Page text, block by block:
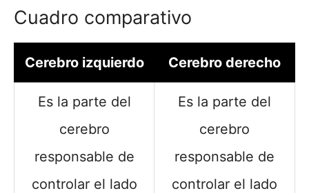
Cuadro comparativo
Cerebro izquierdo Cerebro derecho
Es la parte del
cerebro
responsable de
controlar el lado
Es la parte del
cerebro
responsable de
controlar el lado